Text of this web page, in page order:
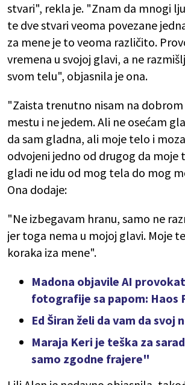
stvari", rekla je. "Znam da mnogi
te dve stvari veoma povezane
za mene je to veoma različito.
vremena u svojoj glavi, a ne
svom telu", objasnila je ona.
"Zaista trenutno nisam na
mestu i ne jedem. Ali ne osećam
da sam gladna, ali moje telo i
odvojeni jedno od drugog da moje
gladi ne idu od mog tela do mog
Ona dodaje:
"Ne izbegavam hranu, samo ne
jer toga nema u mojoj glavi. Moje
koraka iza mene".
Madona objavile AI
fotografije sa papom: Haos
Ed Širan želi da vam da svoj
Maraja Keri je teška za
samo zgodne frajere"